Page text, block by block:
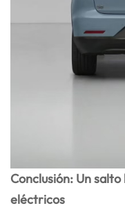
Conclusión: Un
eléctricos